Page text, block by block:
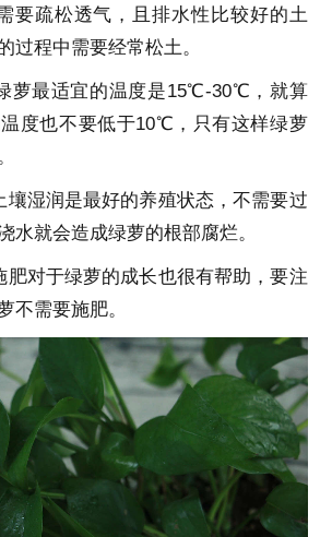
要疏松透气，且排水性比较好的土
过程中需要经常松土。
萝最适宜的温度是15℃-30℃，就算
度也不要低于10℃，只有这样绿萝
壤湿润是最好的养殖状态，不需要过
水就会造成绿萝的根部腐烂。
肥对于绿萝的成长也很有帮助，要注
不需要施肥。